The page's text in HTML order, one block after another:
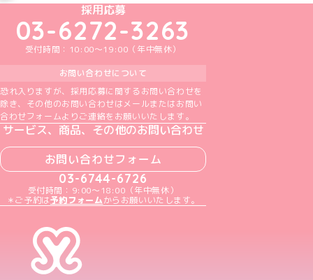
めいどりーみんTikTok公式アカウント
めいどりーみんX公式アカウント
めいどりーみんInstagram公式アカウント
めいどりーみんFacebook公式アカウン
めいどりーみんYouTube公式アカ
採用応募
03-6272-3263
受付時間：10:00～19:00（年中無休）
お問い合わせについて
恐れ入りますが、採用応募に関するお問い合わせを
除き、その他のお問い合わせはメールまたはお問い
合わせフォームよりご連絡をお願いいたします。
サービス、商品、その他のお問い合わせ
お問い合わせフォーム
03-6744-6726
受付時間：9:00～18:00（年中無休）
＊ご予約は予約フォームからお願いいたします。